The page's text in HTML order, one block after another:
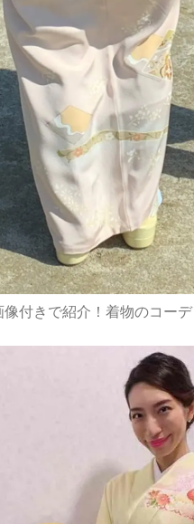
付きで紹介！着物のコー